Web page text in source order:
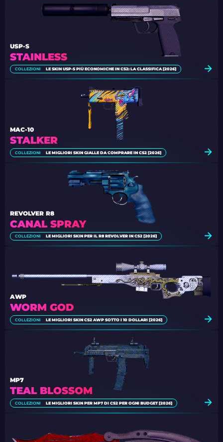
STAINLESS
USP-S
COLLEZIONI LE SKIN USP-S PIÙ ECONOMICHE IN CS2: LA CLASSIFICA [2026]
STALKER
MAC-10
COLLEZIONI LE MIGLIORI SKIN GIALLE DA COMPRARE IN CS2 [2026]
CANAL SPRAY
REVOLVER R8
COLLEZIONI LE MIGLIORI SKIN PER IL R8 REVOLVER IN CS2 [2026]
WORM GOD
AWP
COLLEZIONI LE MIGLIORI SKIN CS2 AWP SOTTO I 10 DOLLARI [2026]
TEAL BLOSSOM
MP7
COLLEZIONI LE MIGLIORI SKIN PER MP7 DI CS2 PER OGNI BUDGET [2026]